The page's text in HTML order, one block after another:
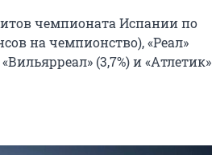
чемпионата Испании по
на чемпионство), «Реал»
(3,7%) и «Атлетик»